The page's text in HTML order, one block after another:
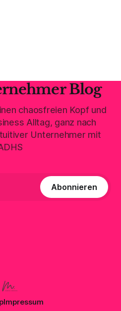
einen Trend, schlichtweg
Blog
chaosfreien Kopf und
Alltag, ganz nach
Unternehmer mit
Abonnieren
Impressum